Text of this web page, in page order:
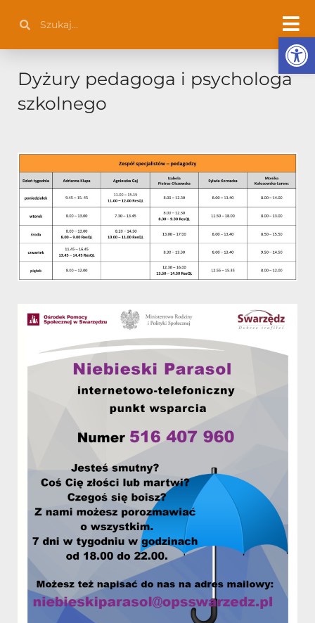
treści
Dyżury pedagoga i psychologa
szkolnego